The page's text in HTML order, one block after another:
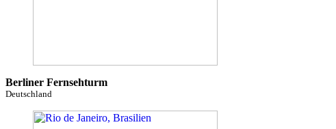
Berliner Fernsehturm
Deutschland